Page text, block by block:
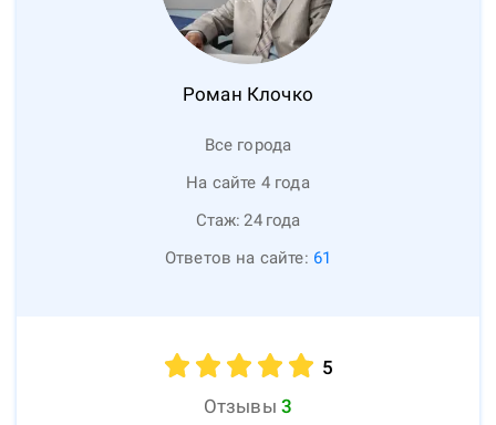
Роман Клочко
Все города
На сайте 4 года
Стаж: 24 года
Ответов на сайте: 61
5
Отзывы 3